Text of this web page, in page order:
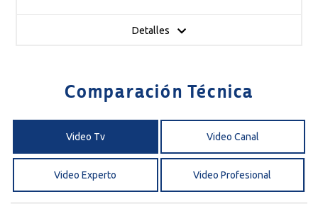
Detalles
Comparación Técnica
Video Tv Video Canal
Video Experto Video Profesional